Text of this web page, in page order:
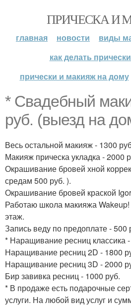
ПРИЧЕСКА И
главная новости
виды
как делать
прически и макияж на дому
* Свадебный
руб. (выезд на
Весь остальной макияж - 1300
Макияж прическа укладка - 2000
Окрашивание бровей хной
средам 500 руб. ).
Окрашивание бровей краской
Работаю школа макияжа
этаж.
Запись веду по предоплате - 500
* Наращивание ресниц классика
Наращивание ресниц 2D - 1800
Наращивание ресниц 3D - 2000
Бир завивка ресниц - 1000 руб.
* В продаже есть подарочные
услуги. На любой вид услуг и